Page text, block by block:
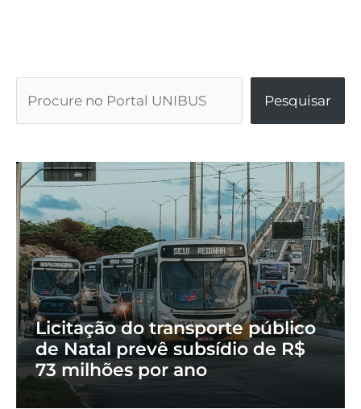
Pesquisar
Licitação do transporte público
de Natal prevê subsídio de R$
73 milhões por ano